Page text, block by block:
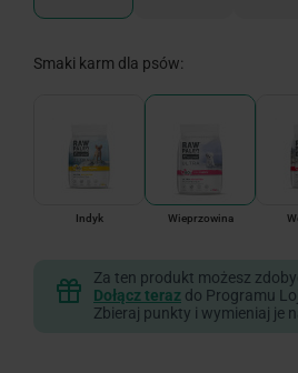
Smaki karm dla psów:
Indyk Wieprzowina
Za ten produkt możesz
Dołącz teraz do Programu
Zbieraj punkty i wymieniaj je